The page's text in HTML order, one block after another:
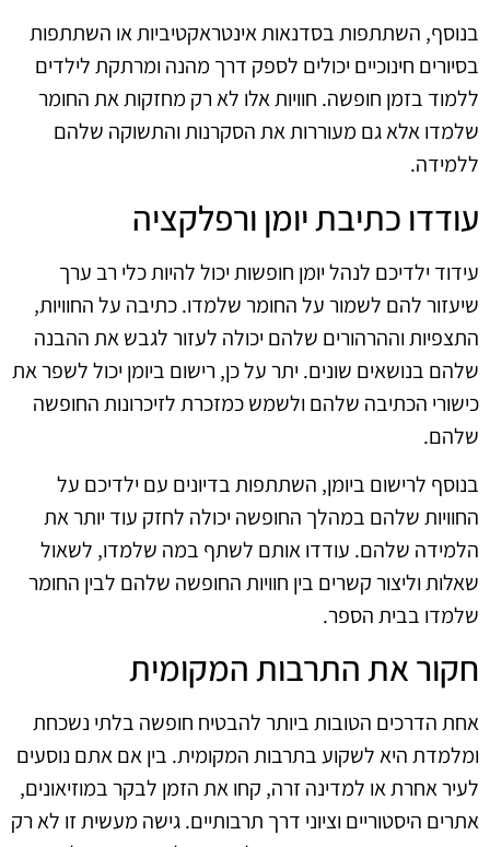
בנוסף, השתתפות בסדנאות אינטראקטיביות או השתתפות
בסיורים חינוכיים יכולים לספק דרך מהנה ומרתקת לילדים
ללמוד בזמן חופשה. חוויות אלו לא רק מחזקות את החומר
שלמדו אלא גם מעוררות את הסקרנות והתשוקה שלהם
ללמידה.
עודדו כתיבת יומן ורפלקציה
עידוד ילדיכם לנהל יומן חופשות יכול להיות כלי רב ערך
שיעזור להם לשמור על החומר שלמדו. כתיבה על החוויות,
התצפיות וההרהורים שלהם יכולה לעזור לגבש את ההבנה
שלהם בנושאים שונים. יתר על כן, רישום ביומן יכול לשפר את
כישורי הכתיבה שלהם ולשמש כמזכרת לזיכרונות החופשה
שלהם.
בנוסף לרישום ביומן, השתתפות בדיונים עם ילדיכם על
החוויות שלהם במהלך החופשה יכולה לחזק עוד יותר את
הלמידה שלהם. עודדו אותם לשתף במה שלמדו, לשאול
שאלות וליצור קשרים בין חוויות החופשה שלהם לבין החומר
שלמדו בבית הספר.
חקור את התרבות המקומית
אחת הדרכים הטובות ביותר להבטיח חופשה בלתי נשכחת
ומלמדת היא לשקוע בתרבות המקומית. בין אם אתם נוסעים
לעיר אחרת או למדינה זרה, קחו את הזמן לבקר במוזיאונים,
אתרים היסטוריים וציוני דרך תרבותיים. גישה מעשית זו לא רק